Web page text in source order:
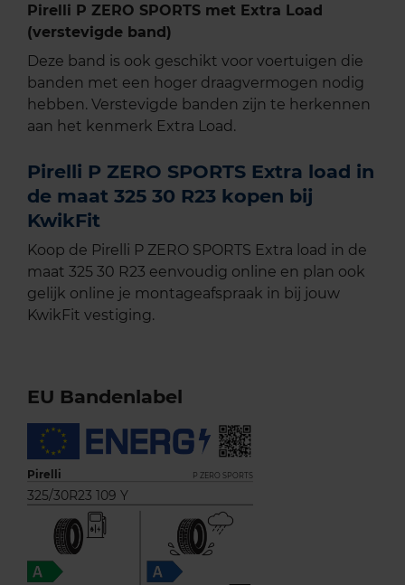
Pirelli P ZERO SPORTS met Extra Load
(verstevigde band)
Deze band is ook geschikt voor voertuigen die
banden met een hoger draagvermogen nodig
hebben. Verstevigde banden zijn te herkennen
aan het kenmerk Extra Load.
Pirelli P ZERO SPORTS Extra load in
de maat 325 30 R23 kopen bij
KwikFit
Koop de Pirelli P ZERO SPORTS Extra load in de
maat 325 30 R23 eenvoudig online en plan ook
gelijk online je montageafspraak in bij jouw
KwikFit vestiging.
EU Bandenlabel
Pirelli P ZERO SPORTS
325/30R23 109 Y